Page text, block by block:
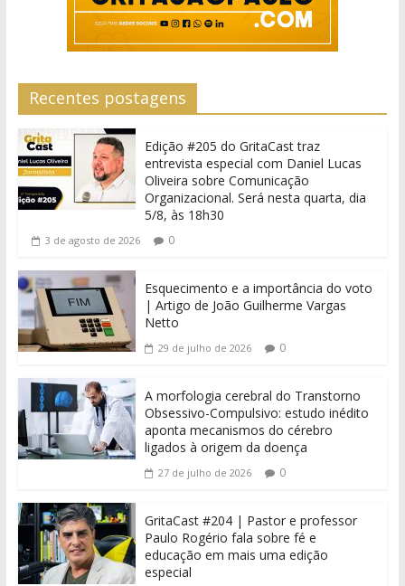
Recentes postagens
Edição #205 do GritaCast traz
entrevista especial com Daniel Lucas
Oliveira sobre Comunicação
Organizacional. Será nesta quarta, dia
5/8, às 18h30
3 de agosto de 2026 0
Esquecimento e a importância do voto
| Artigo de João Guilherme Vargas
Netto
29 de julho de 2026 0
A morfologia cerebral do Transtorno
Obsessivo-Compulsivo: estudo inédito
aponta mecanismos do cérebro
ligados à origem da doença
27 de julho de 2026 0
GritaCast #204 | Pastor e professor
Paulo Rogério fala sobre fé e
educação em mais uma edição
especial